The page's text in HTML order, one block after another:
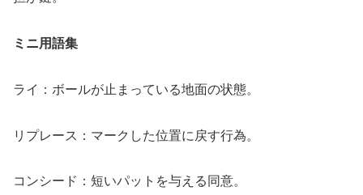
ミニ用語集
ライ：ボールが止まっている地面の状態。
リプレース：マークした位置に戻す行為。
コンシード：短いパットを与える同意。